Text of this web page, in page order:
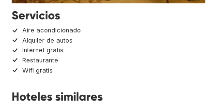
Servicios
Aire acondicionado
Alquiler de autos
Internet gratis
Restaurante
Wifi gratis
Hoteles similares